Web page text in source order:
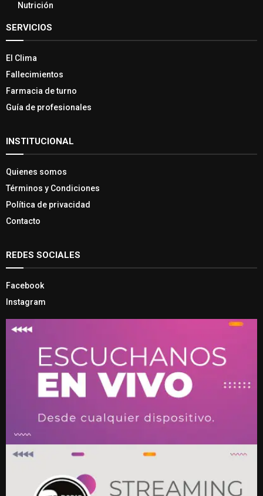
Nutrición
SERVICIOS
El Clima
Fallecimientos
Farmacia de turno
Guía de profesionales
INSTITUCIONAL
Quienes somos
Términos y Condiciones
Política de privacidad
Contacto
REDES SOCIALES
Facebook
Instagram